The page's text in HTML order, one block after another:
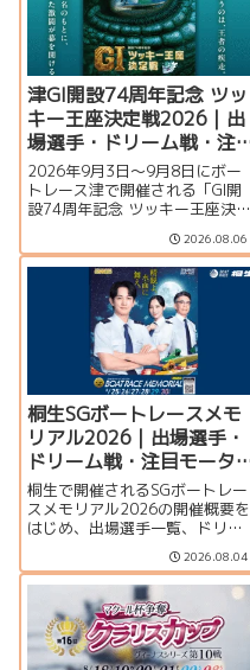
津GI開設74周年記念 ツッ
キー王座決定戦2026｜出
場選手・ドリーム戦・注
目モーター・イベント情
報まとめ
2026年9月3日〜9月8日にボー
トレース津で開催される「GI開
設74周年記念 ツッキー王座決定
手一覧、シリーズ展望、ドリー
ム戦、注目モーター、水面特
徴、イベント情報まで詳しく紹
2026.08.06
桐生SGボートレースメモ
リアル2026｜出場選手・
ドリーム戦・注目モータ
ー・イベント情報まとめ
桐生で開催されるSGボートレー
スメモリアル2026の開催概要を
はじめ、出場選手一覧、ドリー
ム戦、注目モーター、水面特
徴、イベント情報を詳しく紹
介。峰竜太、毒島誠、定松勇樹
らトップレーサーが集結する真
夏のSGの見どころを徹底解説し
ます。
2026.08.04